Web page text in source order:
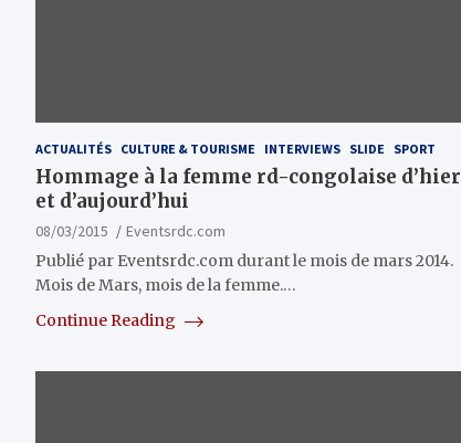
ACTUALITÉS CULTURE & TOURISME INTERVIEWS SLIDE SPORT
Hommage à la femme rd-congolaise d’hier
et d’aujourd’hui
08/03/2015
Eventsrdc.com
Publié par Eventsrdc.com durant le mois de mars 2014.
Mois de Mars, mois de la femme.…
Continue Reading